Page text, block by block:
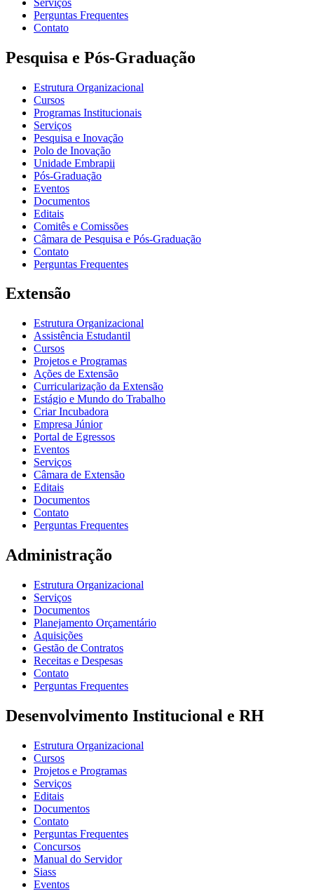
Perguntas Frequentes
Contato
Pesquisa e Pós-Graduação
Estrutura Organizacional
Cursos
Programas Institucionais
Serviços
Pesquisa e Inovação
Polo de Inovação
Unidade Embrapii
Pós-Graduação
Eventos
Documentos
Editais
Comitês e Comissões
Câmara de Pesquisa e Pós-Graduação
Contato
Perguntas Frequentes
Extensão
Estrutura Organizacional
Assistência Estudantil
Cursos
Projetos e Programas
Ações de Extensão
Curricularização da Extensão
Estágio e Mundo do Trabalho
Criar Incubadora
Empresa Júnior
Portal de Egressos
Eventos
Serviços
Câmara de Extensão
Editais
Documentos
Contato
Perguntas Frequentes
Administração
Estrutura Organizacional
Serviços
Documentos
Planejamento Orçamentário
Aquisições
Gestão de Contratos
Receitas e Despesas
Contato
Perguntas Frequentes
Desenvolvimento Institucional e RH
Estrutura Organizacional
Cursos
Projetos e Programas
Serviços
Editais
Documentos
Contato
Perguntas Frequentes
Concursos
Manual do Servidor
Siass
Eventos